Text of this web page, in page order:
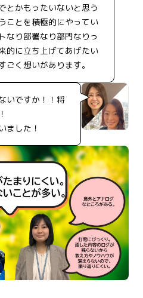
とかもったいないと思う
ことを積極的にやってい
なり部署なり部門なりっ
的に立ち上げてあげたい
ごく想いがあります。
いですか！！将
ました！